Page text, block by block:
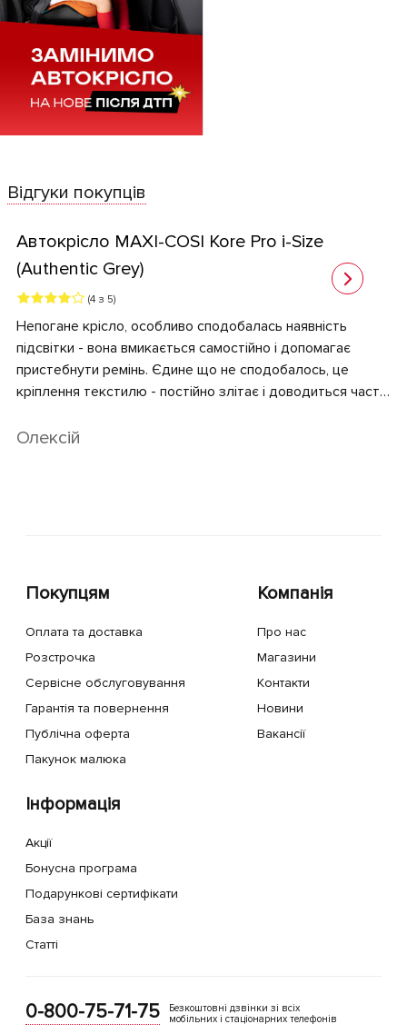
Відгуки покупців
Автокрісло MAXI-COSI Kore Pro i-Size
(Authentic Grey)
(4 з 5)
Непогане крісло, особливо сподобалась наявність
підсвітки - вона вмикається самостійно і допомагає
пристебнути ремінь. Єдине що не сподобалось, це
кріплення текстилю - постійно злітає і доводиться часто
Олексій
Покупцям
Оплата та доставка
Розстрочка
Сервісне обслуговування
Гарантія та повернення
Публічна оферта
Пакунок малюка
Компанія
Про нас
Магазини
Контакти
Новини
Вакансії
Інформація
Акції
Бонусна програма
Подарункові сертифікати
База знань
Статті
0-800-75-71-75
Безкоштовні дзвінки зі всіх
мобільних і стаціонарних телефонів